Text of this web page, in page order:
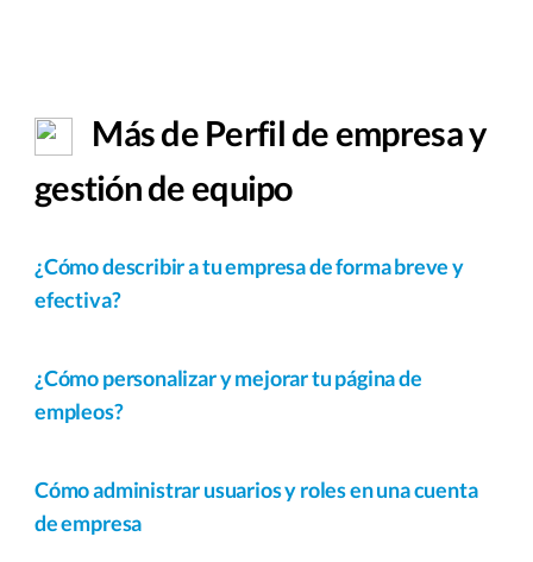
Más de Perfil de empresa y
gestión de equipo
¿Cómo describir a tu empresa de forma breve y
efectiva?
¿Cómo personalizar y mejorar tu página de
empleos?
Cómo administrar usuarios y roles en una cuenta
de empresa